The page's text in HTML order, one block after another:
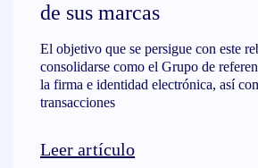
de sus marcas
El objetivo que se persigue con este
consolidarse como el Grupo de
la firma e identidad electrónica, así
transacciones
Leer artículo